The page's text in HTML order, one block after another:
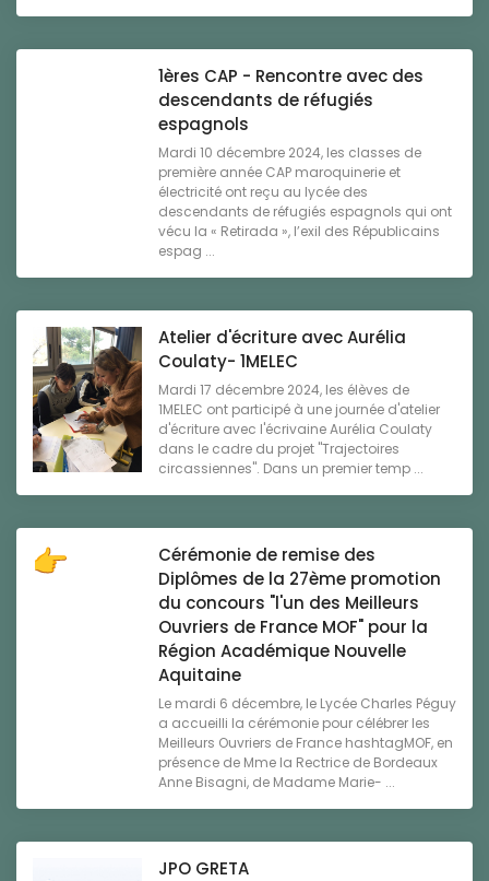
1ères CAP - Rencontre avec des
descendants de réfugiés
espagnols
Mardi 10 décembre 2024, les classes de
première année CAP maroquinerie et
électricité ont reçu au lycée des
descendants de réfugiés espagnols qui ont
vécu la « Retirada », l’exil des Républicains
espag ...
Atelier d'écriture avec Aurélia
Coulaty- 1MELEC
Mardi 17 décembre 2024, les élèves de
1MELEC ont participé à une journée d'atelier
d'écriture avec l'écrivaine Aurélia Coulaty
dans le cadre du projet "Trajectoires
circassiennes". Dans un premier temp ...
Cérémonie de remise des
Diplômes de la 27ème promotion
du concours "l'un des Meilleurs
Ouvriers de France MOF" pour la
Région Académique Nouvelle
Aquitaine
Le mardi 6 décembre, le Lycée Charles Péguy
a accueilli la cérémonie pour célébrer les
Meilleurs Ouvriers de France hashtagMOF, en
présence de Mme la Rectrice de Bordeaux
Anne Bisagni, de Madame Marie- ...
JPO GRETA